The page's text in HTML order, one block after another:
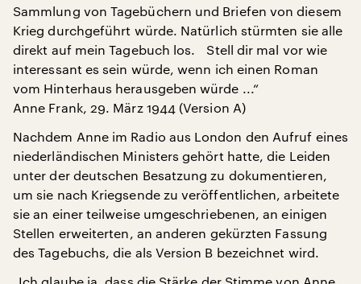
Sammlung von Tagebüchern und Briefen von diesem
Krieg durchgeführt würde. Natürlich stürmten sie alle
direkt auf mein Tagebuch los. Stell dir mal vor wie
interessant es sein würde, wenn ich einen Roman
vom Hinterhaus herausgeben würde ...“
Anne Frank, 29. März 1944 (Version A)
Nachdem Anne im Radio aus London den Aufruf eines
niederländischen Ministers gehört hatte, die Leiden
unter der deutschen Besatzung zu dokumentieren,
um sie nach Kriegsende zu veröffentlichen, arbeitete
sie an einer teilweise umgeschriebenen, an einigen
Stellen erweiterten, an anderen gekürzten Fassung
des Tagebuchs, die als Version B bezeichnet wird.